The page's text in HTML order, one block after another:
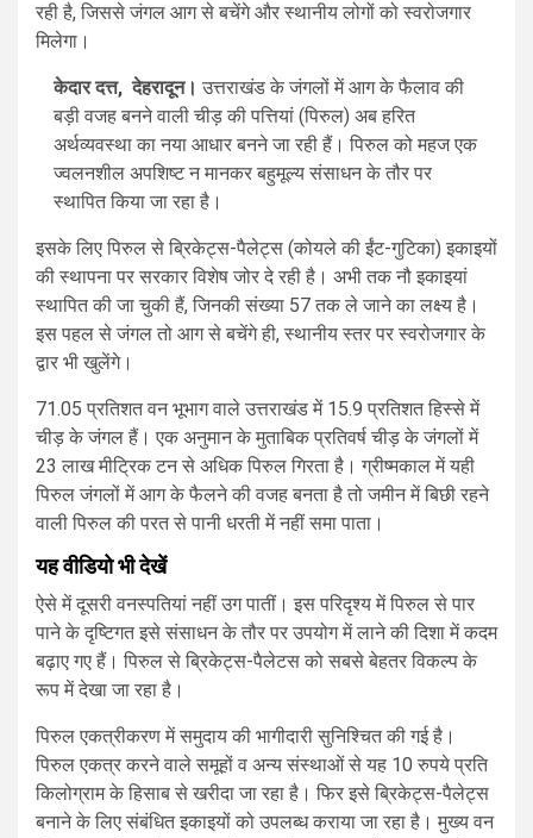
रही है, जिससे जंगल आग से बचेंगे और स्थानीय लोगों को स्वरोजगार
मिलेगा।
केदार दत्त, देहरादून। उत्तराखंड के जंगलों में आग के फैलाव की
बड़ी वजह बनने वाली चीड़ की पत्तियां (पिरुल) अब हरित
अर्थव्यवस्था का नया आधार बनने जा रही हैं। पिरुल को महज एक
ज्वलनशील अपशिष्ट न मानकर बहुमूल्य संसाधन के तौर पर
स्थापित किया जा रहा है।
इसके लिए पिरुल से ब्रिकेट्स-पैलेट्स (कोयले की ईंट-गुटिका) इकाइयों
की स्थापना पर सरकार विशेष जोर दे रही है। अभी तक नौ इकाइयां
स्थापित की जा चुकी हैं, जिनकी संख्या 57 तक ले जाने का लक्ष्य है।
इस पहल से जंगल तो आग से बचेंगे ही, स्थानीय स्तर पर स्वरोजगार के
द्वार भी खुलेंगे।
71.05 प्रतिशत वन भूभाग वाले उत्तराखंड में 15.9 प्रतिशत हिस्से में
चीड़ के जंगल हैं। एक अनुमान के मुताबिक प्रतिवर्ष चीड़ के जंगलों में
23 लाख मीट्रिक टन से अधिक पिरुल गिरता है। ग्रीष्मकाल में यही
पिरुल जंगलों में आग के फैलने की वजह बनता है तो जमीन में बिछी रहने
वाली पिरुल की परत से पानी धरती में नहीं समा पाता।
यह वीडियो भी देखें
ऐसे में दूसरी वनस्पतियां नहीं उग पातीं। इस परिदृश्य में पिरुल से पार
पाने के दृष्टिगत इसे संसाधन के तौर पर उपयोग में लाने की दिशा में कदम
बढ़ाए गए हैं। पिरुल से ब्रिकेट्स-पैलेटस को सबसे बेहतर विकल्प के
रूप में देखा जा रहा है।
पिरुल एकत्रीकरण में समुदाय की भागीदारी सुनिश्चित की गई है।
पिरुल एकत्र करने वाले समूहों व अन्य संस्थाओं से यह 10 रुपये प्रति
किलोग्राम के हिसाब से खरीदा जा रहा है। फिर इसे ब्रिकेट्स-पैलेट्स
बनाने के लिए संबंधित इकाइयों को उपलब्ध कराया जा रहा है। मुख्य वन